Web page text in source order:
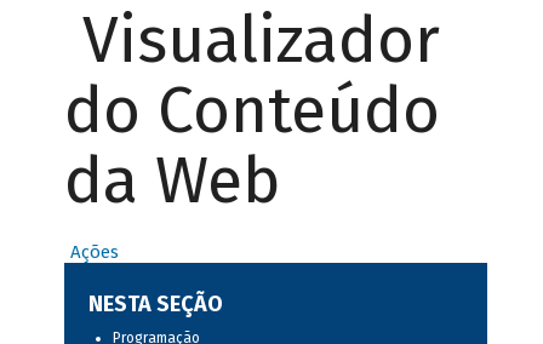
Visualizador
do Conteúdo
da Web
Ações
NESTA SEÇÃO
Programação